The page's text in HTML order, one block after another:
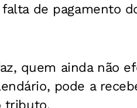
de pagamento
quem ainda não
pode a
tributo.